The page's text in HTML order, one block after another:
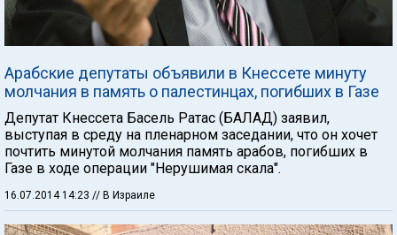
Арабские депутаты объявили в Кнессете минуту
молчания в память о палестинцах, погибших в Газе
Депутат Кнессета Басель Ратас (БАЛАД) заявил,
выступая в среду на пленарном заседании, что он хочет
почтить минутой молчания память арабов, погибших в
Газе в ходе операции "Нерушимая скала".
16.07.2014 14:23 // В Израиле